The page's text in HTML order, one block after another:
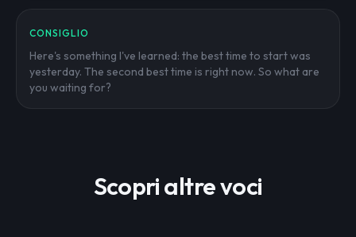
CONSIGLIO
Here's something I've learned: the best time to start was
yesterday. The second best time is right now. So what are
you waiting for?
Scopri altre voci